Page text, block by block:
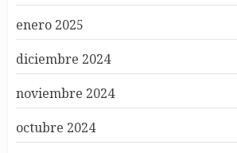
enero 2025
diciembre 2024
noviembre 2024
octubre 2024